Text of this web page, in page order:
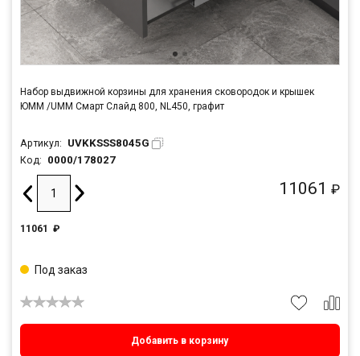
Набор выдвижной корзины для хранения сковородок и крышек
ЮММ /UMM Смарт Слайд 800, NL450, графит
Артикул: UVKKSSS8045G
Код: 0000/178027
11061 ₽
11061 ₽
Добавить в корзину
Под заказ